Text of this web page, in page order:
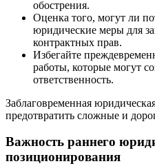
обострения.
Оценка того, могут ли
юридические меры для
контрактных прав.
Избегайте
работы, которые могут
ответственность.
Заблаговременная
предотвратить сложные и
Важность раннего
позиционирования